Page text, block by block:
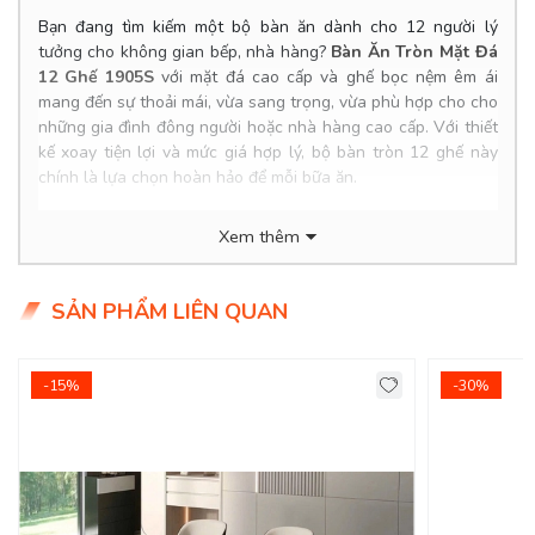
Bạn đang tìm kiếm một bộ bàn ăn dành cho 12 người lý
tưởng cho không gian bếp, nhà hàng? Bàn Ăn Tròn Mặt Đá
12 Ghế 1905S với mặt đá cao cấp và ghế bọc nệm êm ái
mang đến sự thoải mái, vừa sang trọng, vừa phù hợp cho cho
những gia đình đông người hoặc nhà hàng cao cấp. Với thiết
kế xoay tiện lợi và mức giá hợp lý, bộ bàn tròn 12 ghế này
chính là lựa chọn hoàn hảo để mỗi bữa ăn.
Kích thước bàn: 2.2m
Giá bàn KM: 35.800.000đ (Giá gốc: 42.500.000đ)
Tình trạng: Hàng mới - Còn hàng.
Delivery Free: Miễn phí giao hàng tại TPHCM, Biên Hòa, nội
thành Bình Dương.
Xem thêm
SẢN PHẨM LIÊN QUAN
-15% -30%